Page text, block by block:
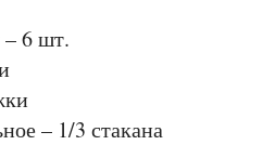
6 шт.
– 1/3 стакана